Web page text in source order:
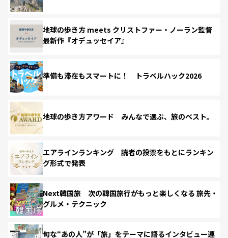
地球の歩き方 meets クリストファー・ノーラン監督
最新作『オデュッセイア』
準備も滞在もスマートに！ トラベルハック2026
地球の歩き方アワード みんなで選ぶ、旅のベスト。
エアラインランキング 読者の投票をもとにランキン
グ形式で発表
Next韓国旅 次の韓国旅行がもっと楽しくなる 旅先・
グルメ・テクニック
旬な“あの人”が「旅」をテーマに語るインタビュー連